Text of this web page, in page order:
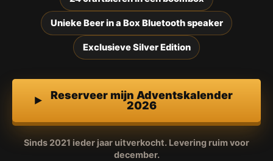
Unieke Beer in a Box Bluetooth speaker
Exclusieve Silver Edition
Reserveer mijn Adventskalender
2026
Sinds 2021 ieder jaar uitverkocht. Levering ruim voor
december.